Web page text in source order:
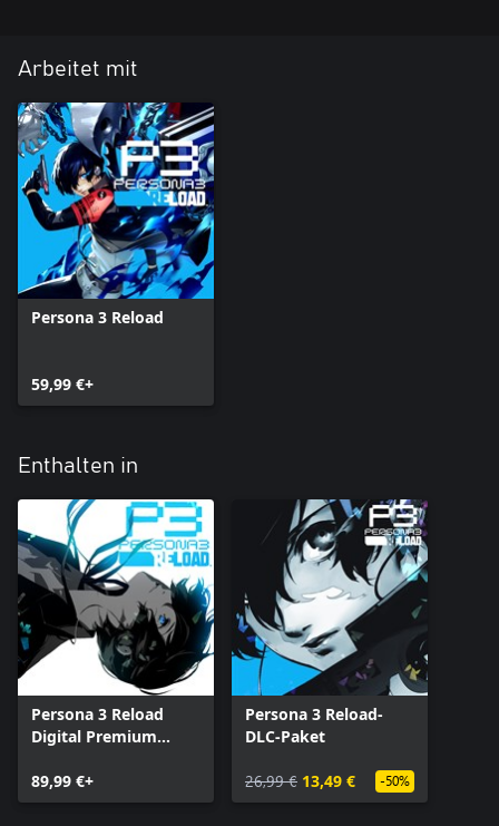
Arbeitet mit
Persona 3 Reload
59,99 €+
Enthalten in
Persona 3 Reload
Digital Premium
89,99 €+
Persona 3 Reload-
DLC-Paket
26,99 € 13,49 € -50%